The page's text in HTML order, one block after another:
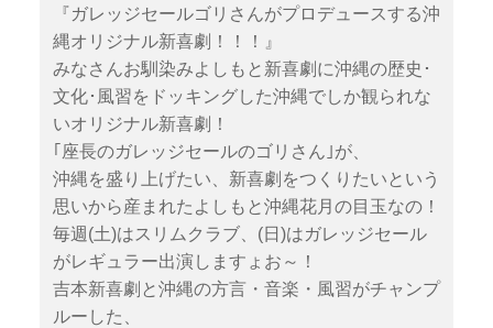
『ガレッジセールゴリさんがプロデュースする沖
縄オリジナル新喜劇！！！』
みなさんお馴染みよしもと新喜劇に沖縄の歴史･
文化･風習をドッキングした沖縄でしか観られな
いオリジナル新喜劇！
｢座長のガレッジセールのゴリさん｣が、
沖縄を盛り上げたい、新喜劇をつくりたいという
思いから産まれたよしもと沖縄花月の目玉なの！
毎週(土)はスリムクラブ、(日)はガレッジセール
がレギュラー出演しますょお～！
吉本新喜劇と沖縄の方言・音楽・風習がチャンプ
ルーした、